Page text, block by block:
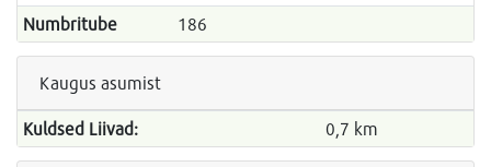
Numbritube
186
Kaugus asumist
Kuldsed Liivad: 0,7 km